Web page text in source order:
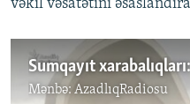
vəkil vəsatətini
Sumqayıt
Mənbə: AzadlıqRadiosu